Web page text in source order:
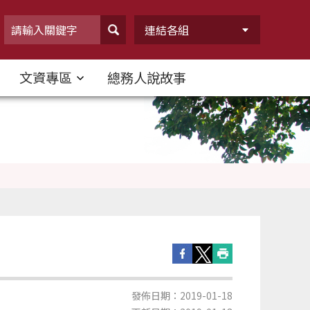
連結各組
文資專區 總務人說故事
發佈日期：2019-01-18